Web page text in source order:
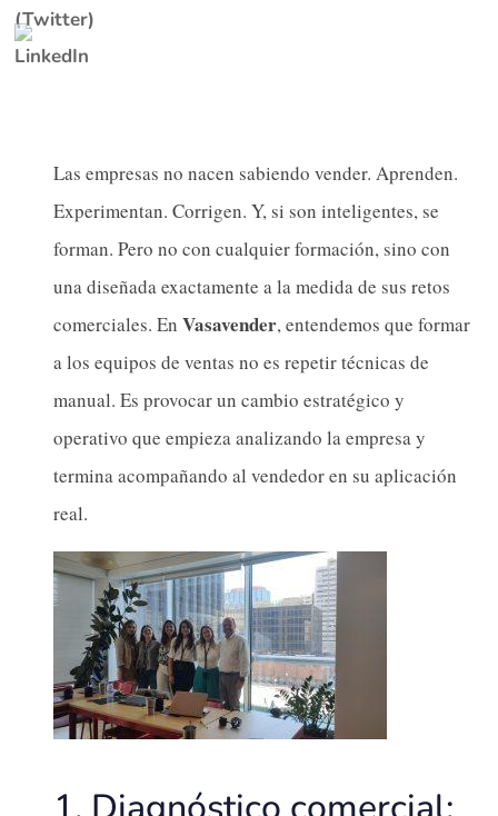
Las empresas no nacen sabiendo vender. Aprenden.
Experimentan. Corrigen. Y, si son inteligentes, se
forman. Pero no con cualquier formación, sino con
una diseñada exactamente a la medida de sus retos
comerciales. En Vasavender, entendemos que formar
a los equipos de ventas no es repetir técnicas de
manual. Es provocar un cambio estratégico y
operativo que empieza analizando la empresa y
termina acompañando al vendedor en su aplicación
real.